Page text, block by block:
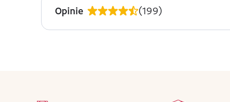
Pranie nigdy nie było łatwiejsze: wystarczy
cyklach.
Umieść listek w bębnie pralki.
Włóż pranie do bębna (do 4,5 kg).
Włącz wybrany cykl prania.
Opinie (199)